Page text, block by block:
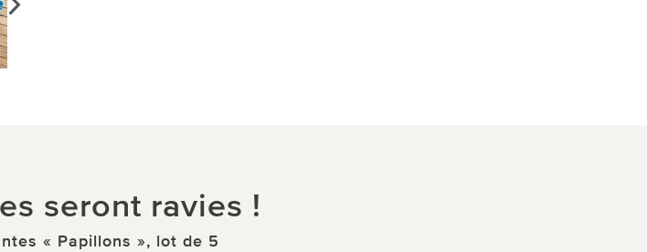
seront ravies !
« Papillons », lot de 5